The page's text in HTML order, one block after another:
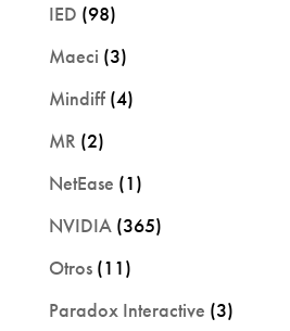
IED (98)
Maeci (3)
Mindiff(4)
MR (2)
NetEase (1)
NVIDIA(365)
Otros(11)
Paradox Interactive (3)